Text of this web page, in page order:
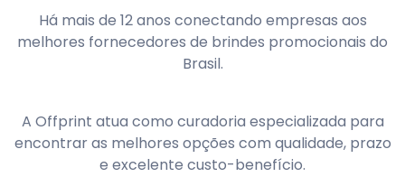
Há mais de 12 anos conectando empresas aos
melhores fornecedores de brindes promocionais do
Brasil.
A Offprint atua como curadoria especializada para
encontrar as melhores opções com qualidade, prazo
e excelente custo-benefício.